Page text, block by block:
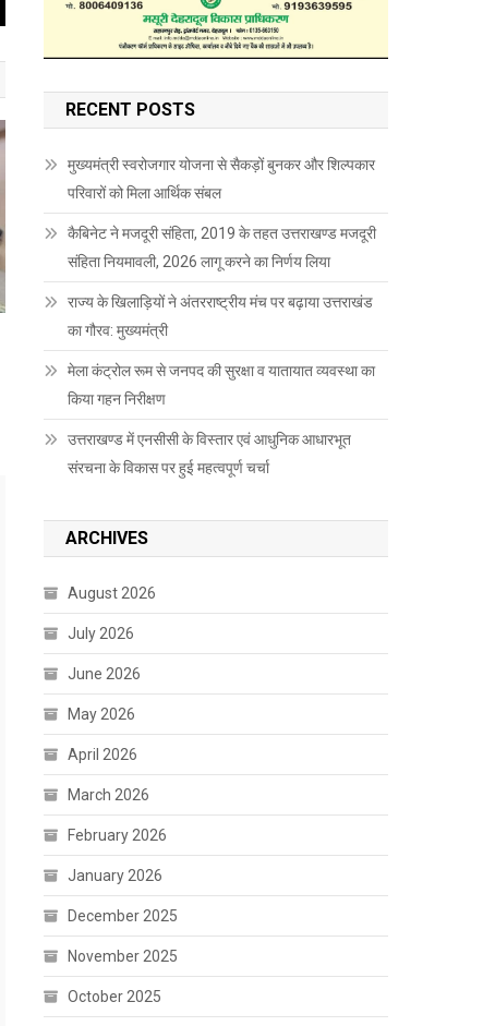
RECENT POSTS
मुख्यमंत्री स्वरोजगार योजना से सैकड़ों बुनकर और शिल्पकार
परिवारों को मिला आर्थिक संबल
कैबिनेट ने मजदूरी संहिता, 2019 के तहत उत्तराखण्ड मजदूरी
संहिता नियमावली, 2026 लागू करने का निर्णय लिया
राज्य के खिलाड़ियों ने अंतरराष्ट्रीय मंच पर बढ़ाया उत्तराखंड
का गौरव: मुख्यमंत्री
मेला कंट्रोल रूम से जनपद की सुरक्षा व यातायात व्यवस्था का
किया गहन निरीक्षण
उत्तराखण्ड में एनसीसी के विस्तार एवं आधुनिक आधारभूत
संरचना के विकास पर हुई महत्वपूर्ण चर्चा
ARCHIVES
August 2026
July 2026
June 2026
May 2026
April 2026
March 2026
February 2026
January 2026
December 2025
November 2025
October 2025